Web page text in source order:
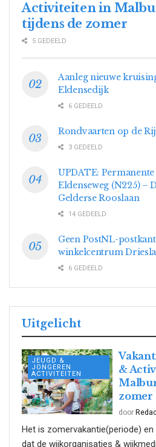
Activiteiten in
tijdens de zomer
5 GEDEELD
Aanleg nieuwe
Eldensedijk
6 GEDEELD
Rondvaarten op de
3 GEDEELD
UPDATE:
Eldenseweg (N225) –
Gelderse Rooslaan
14 GEDEELD
Geen PostNL-
winkelcentrum
6 GEDEELD
Uitgelicht
JEUGD &
JONGEREN
ACTIVITEITEN
&
zomer
door
Het is zomervakantie(periode)
dat de wijkorganisaties &